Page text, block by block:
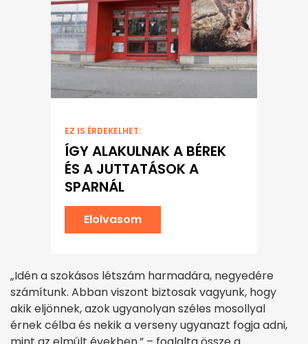
EZ IS ÉRDEKELHET:
ÍGY ALAKULNAK A BÉREK
ÉS A JUTTATÁSOK A
SPARNÁL
Elolvasom
„Idén a szokásos létszám harmadára, negyedére
számítunk. Abban viszont biztosak vagyunk, hogy
akik eljönnek, azok ugyanolyan széles mosollyal
érnek célba és nekik a verseny ugyanazt fogja adni,